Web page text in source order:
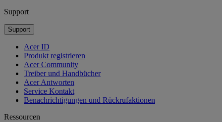
Support
Support
Acer ID
Produkt registrieren
Acer Community
Treiber und Handbücher
Acer Antworten
Service Kontakt
Benachrichtigungen und Rückrufaktionen
Ressourcen